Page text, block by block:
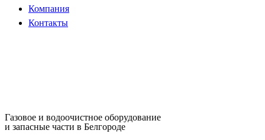
Компания
Контакты
Газовое и водоочистное оборудование
и запасные части в Белгороде